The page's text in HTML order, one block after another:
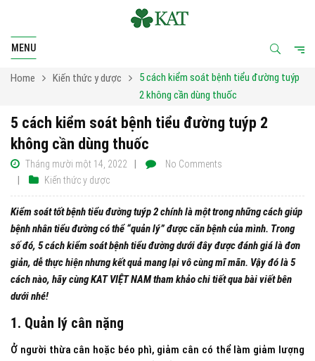
MENU
Home Kiến thức y dược
5 cách kiểm soát bệnh tiểu đường tuýp
2 không cần dùng thuốc
5 cách kiểm soát bệnh tiểu đường tuýp 2
không cần dùng thuốc
Tháng mười một 14, 2022
Kiến thức y dược
No Comments
Kiểm soát tốt bệnh tiểu đường tuýp 2 chính là một trong những cách giúp
bệnh nhân tiểu đường có thể “quản lý” được căn bệnh của mình. Trong
số đó, 5 cách kiểm soát bệnh tiểu đường dưới đây được đánh giá là đơn
giản, dễ thực hiện nhưng kết quả mang lại vô cùng mĩ mãn. Vậy đó là 5
cách nào, hãy cùng KAT VIỆT NAM tham khảo chi tiết qua bài viết bên
dưới nhé!
1. Quản lý cân nặng
Ở người thừa cân hoặc béo phì, giảm cân có thể làm giảm lượng